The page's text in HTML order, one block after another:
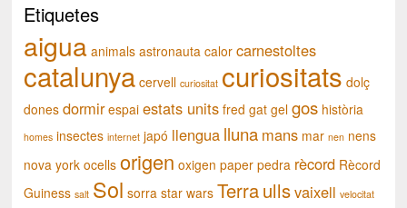
Etiquetes
aigua animals astronauta calor carnestoltes
catalunya cervell curiositat curiositats dolç
dones dormir espai estats units fred gat gel gos història
homes insectes internet japó llengua lluna mans mar nen nens
nova york ocells origen oxigen paper pedra rècord Rècord
Guiness salt Sol sorra star wars Terraullsvaixell velocitat